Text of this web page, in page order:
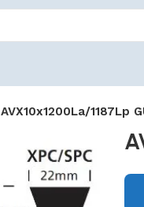
AVX10x1200La/1187Lp